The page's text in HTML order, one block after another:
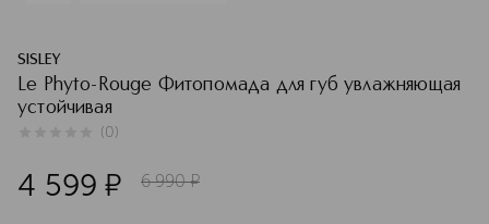
SISLEY
Le Phyto-Rouge Фитопомада для губ увлажняющая
устойчивая
(0)
4 599 ¤ 6 990 ¤